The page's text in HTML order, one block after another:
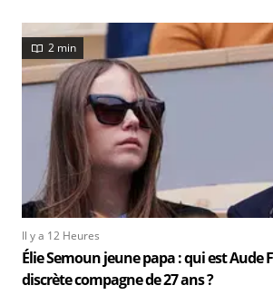
2 min
Il y a 12 Heures
Élie Semoun jeune papa : qui est Aude
discrète compagne de 27 ans ?